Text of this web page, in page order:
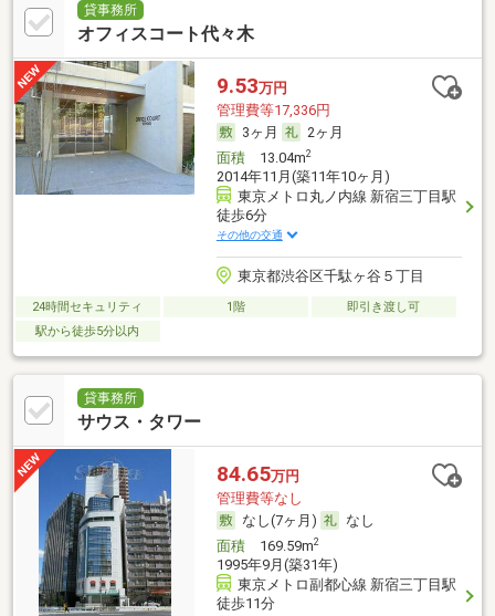
貸事務所
オフィスコート代々木
9.53万円
管理費等17,336円
3ヶ月
2ヶ月
面積13.04m2
2014年11月(築11年10ヶ月)
東京メトロ丸ノ内線 新宿三丁目駅
徒歩6分
その他の交通
東京都渋谷区千駄ヶ谷５丁目
24時間セキュリティ 1階
即引き渡し可
駅から徒歩5分以内
貸事務所
サウス・タワー
84.65万円
管理費等なし
なし(7ヶ月)
なし
面積169.59m2
1995年9月(築31年)
東京メトロ副都心線 新宿三丁目駅
徒歩11分